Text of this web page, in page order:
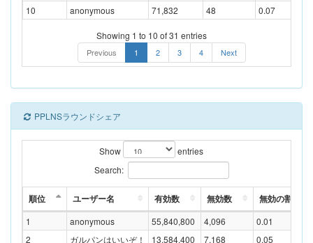
10
anonymous 71,832 48 0.07
Showing 1 to 10 of 31 entries
Previous 1 2 3 4 Next
PPLNSラウンドシェア
Show
entries
Search:
順位 ユーザー名 有効数 無効数 無効の割合
1 anonymous 55,840,800 4,096
0.01
2
ガルパンはいいぞ！ 13,584,400 7,168 0.05